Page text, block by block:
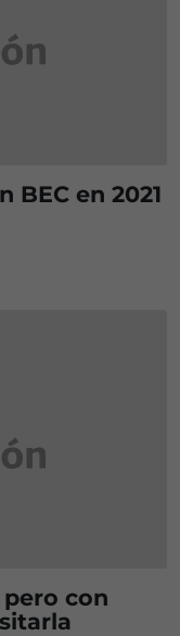
BEC en 2021
con